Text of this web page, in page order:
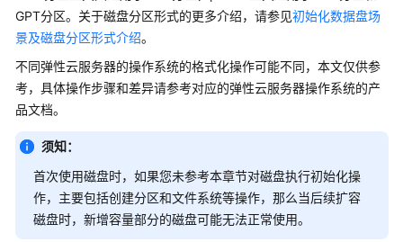
用
户
南
最
佳
实
践
API
GPT分区。关于磁盘分区形式的更多介绍，请参见初始化数据盘场
景及磁盘分区形式介绍。
不同弹性云服务器的操作系统的格式化操作可能不同，本文仅供参
考，具体操作步骤和差异请参考对应的弹性云服务器操作系统的产
品文档。
须知：
首次使用磁盘时，如果您未参考本章节对磁盘执行初始化操
作，主要包括创建分区和文件系统等操作，那么当后续扩容
磁盘时，新增容量部分的磁盘可能无法正常使用。